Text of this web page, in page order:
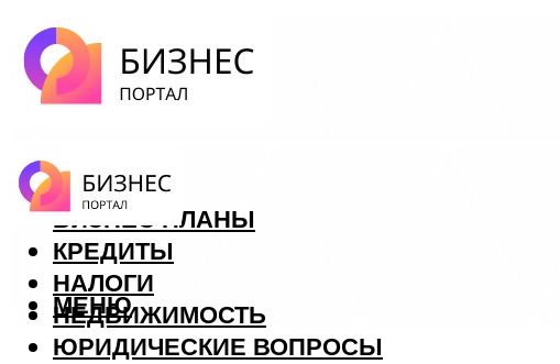
ФОРЕКС
БИЗНЕС ПЛАНЫ
КРЕДИТЫ
НАЛОГИ
НЕДВИЖИМОСТЬ
ЮРИДИЧЕСКИЕ ВОПРОСЫ
МЕНЮ